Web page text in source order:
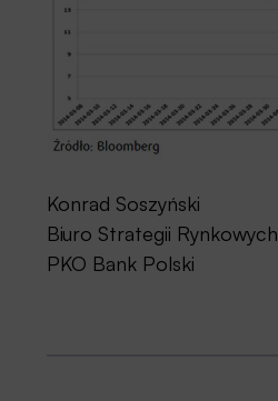
Konrad Soszyński
Biuro Strategii Rynkowych
PKO Bank Polski